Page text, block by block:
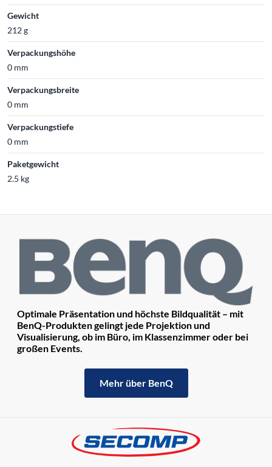
Gewicht
212 g
Verpackungshöhe
0 mm
Verpackungsbreite
0 mm
Verpackungstiefe
0 mm
Paketgewicht
2.5 kg
Optimale Präsentation und höchste Bildqualität – mit
BenQ-Produkten gelingt jede Projektion und
Visualisierung, ob im Büro, im Klassenzimmer oder bei
großen Events.
Mehr über BenQ